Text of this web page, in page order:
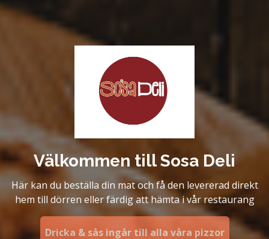
Välkommen till Sosa Deli
Här kan du beställa din mat och få den levererad direkt
hem till dörren eller färdig att hämta i vår restaurang
Dricka & sås ingår till alla våra pizzor